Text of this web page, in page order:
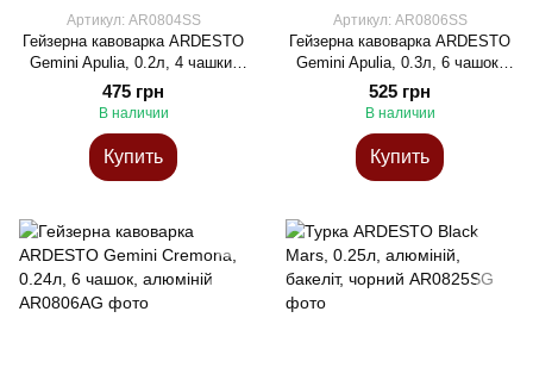
Артикул: AR0804SS
Гейзерна кавоварка ARDESTO
Gemini Apulia, 0.2л, 4 чашки,
нержавіюча сталь
475 грн
В наличии
Купить
Артикул: AR0806SS
Гейзерна кавоварка ARDESTO
Gemini Apulia, 0.3л, 6 чашок,
нержавіюча сталь
525 грн
В наличии
Купить